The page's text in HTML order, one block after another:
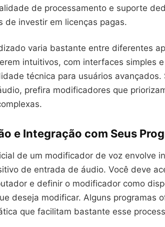
de processamento e suporte
de investir em licenças pagas.
varia bastante entre diferentes
intuitivos, com interfaces simples
técnica para usuários avançados.
prefira modificadores que
e Integração com Seus
de um modificador de voz envolve
de entrada de áudio. Você deve
e definir o modificador como
deseja modificar. Alguns programas
que facilitam bastante esse